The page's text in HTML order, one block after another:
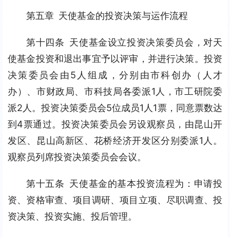
第五章 天使基金的投资决策与运作流程
第十四条 天使基金设立投资决策委员会，对天
使基金投资和退出事宜予以评审，并进行决策。投资
决策委员会由5人组成，分别由市科创办（人才
办）、市财政局、市科技局各委派1人，市工研院委
派2人。投资决策委员会5位成员1人1票，同意票数达
到4票通过。投资决策委员会另设观察员，由昆山开
发区、昆山高新区、花桥经济开发区分别委派1人。
观察员列席投资决策委员会会议。
第十五条 天使基金的基本投资流程为：申请投
资、资格审查、项目调研、项目立项、尽职调查、投
资决策、投资实施、投后管理。